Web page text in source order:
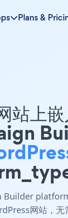
Plans &
站上
Builder
网站，无